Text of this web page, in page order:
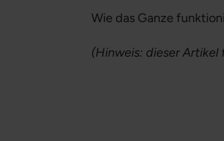
Wie das Ganze
(Hinweis: dieser Artikel